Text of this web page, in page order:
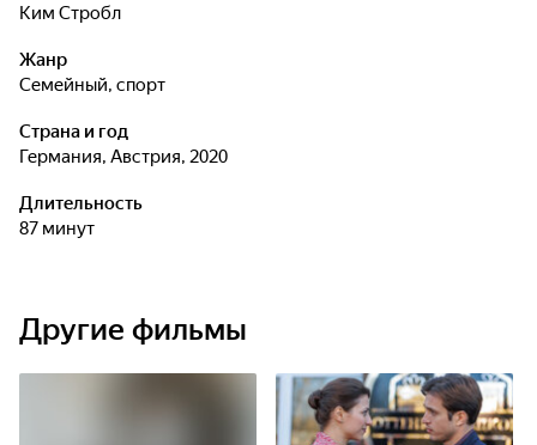
Ким Стробл
Жанр
семейный, спорт
Страна и год
Германия, Австрия, 2020
Длительность
87 минут
Другие фильмы